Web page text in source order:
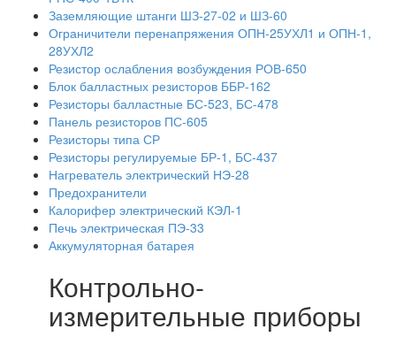
Заземляющие штанги ШЗ-27-02 и ШЗ-60
Ограничители перенапряжения ОПН-25УХЛ1 и ОПН-1,
28УХЛ2
Резистор ослабления возбуждения РОВ-650
Блок балластных резисторов ББР-162
Резисторы балластные БС-523, БС-478
Панель резисторов ПС-605
Резисторы типа СР
Резисторы регулируемые БР-1, БС-437
Нагреватель электрический НЭ-28
Предохранители
Калорифер электрический КЭЛ-1
Печь электрическая ПЭ-33
Аккумуляторная батарея
Контрольно-
измерительные приборы